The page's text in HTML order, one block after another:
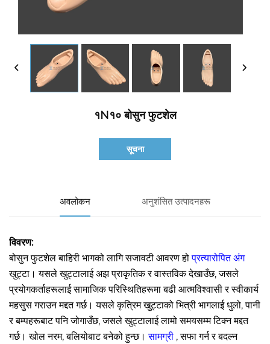
१N१० बोसुन फुटशेल
सूचना
अवलोकन अनुशंसित उत्पादनहरू
विवरण:
बोसुन फुटशेल बाहिरी भागको लागि सजावटी आवरण होप्रत्यारोपित अंग
खुट्टा। यसले खुट्टालाई अझ प्राकृतिक र वास्तविक देखाउँछ, जसले
प्रयोगकर्ताहरूलाई सामाजिक परिस्थितिहरूमा बढी आत्मविश्वासी र स्वीकार्य
महसुस गराउन मद्दत गर्छ। यसले कृत्रिम खुट्टाको भित्री भागलाई धुलो, पानी
र बम्पहरूबाट पनि जोगाउँछ, जसले खुट्टालाई लामो समयसम्म टिक्न मद्दत
गर्छ। खोल नरम, बलियोबाट बनेको हुन्छ।सामग्री , सफा गर्न र बदल्न